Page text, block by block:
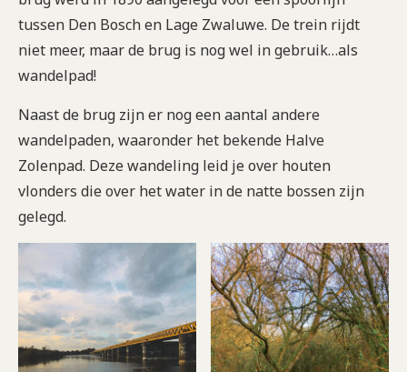
tussen Den Bosch en Lage Zwaluwe. De trein rijdt
niet meer, maar de brug is nog wel in gebruik…als
wandelpad!
Naast de brug zijn er nog een aantal andere
wandelpaden, waaronder het bekende Halve
Zolenpad. Deze wandeling leid je over houten
vlonders die over het water in de natte bossen zijn
gelegd.